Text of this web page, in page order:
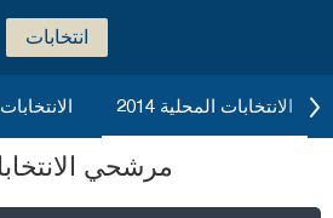
انتخابات
الانتخابات الانتخابات المحلية 2014
مرشحي